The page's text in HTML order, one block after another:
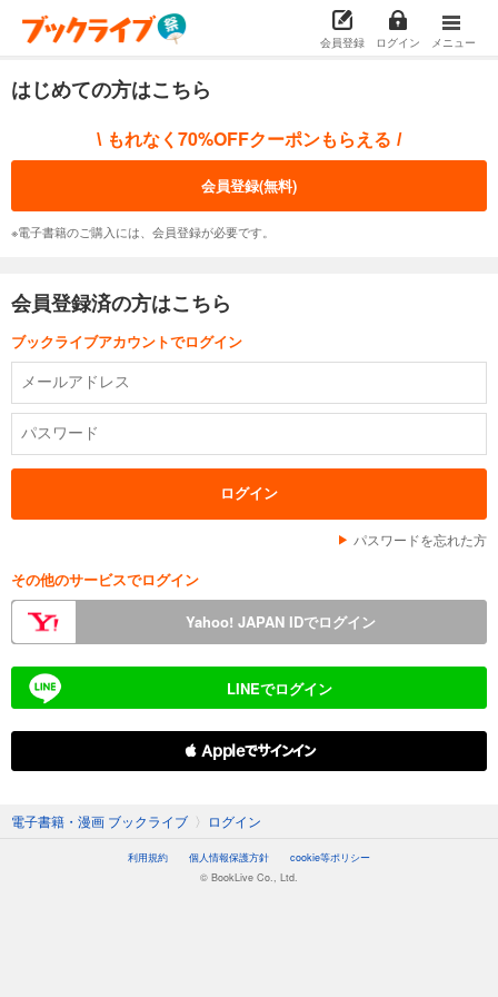
会員登録 ログイン メニュー
はじめての方はこちら
\ もれなく70%OFFクーポンもらえる /
会員登録(無料)
※電子書籍のご購入には、会員登録が必要です。
会員登録済の方はこちら
ブックライブアカウントでログイン
パスワードを忘れた方
その他のサービスでログイン
Yahoo! JAPAN IDでログイン
LINEでログイン
 Appleでサインイン
電子書籍・漫画 ブックライブ 〉 ログイン
利用規約 個人情報保護方針
cookie等ポリシー
© BookLive Co., Ltd.